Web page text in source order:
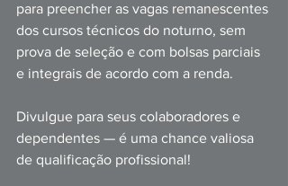
para preencher as vagas remanescentes
dos cursos técnicos do noturno, sem
prova de seleção e com bolsas parciais
e integrais de acordo com a renda.
Divulgue para seus colaboradores e
dependentes — é uma chance valiosa
de qualificação profissional!